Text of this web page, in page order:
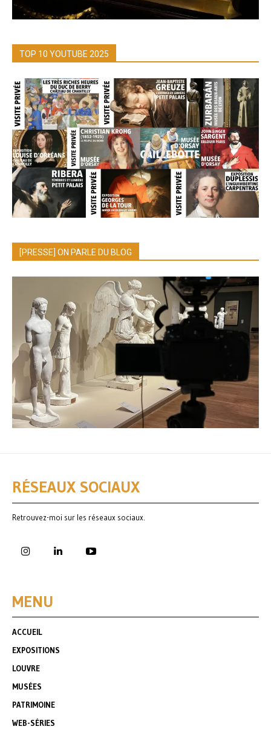
TOP 10 YOUTUBE 2025
[PRESSE] ON PARLE DU BLOG
RÉSEAUX SOCIAUX
Retrouvez-moi sur les réseaux sociaux.
MENU
ACCUEIL
EXPOSITIONS
LOUVRE
MUSÉES
PATRIMOINE
WEB-SÉRIES